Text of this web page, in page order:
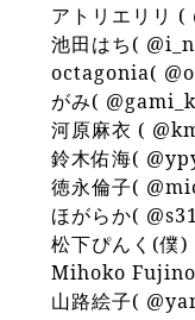
アトリエリリ
池田はち(
octagonia(
がみ(
河原麻衣 (
鈴木佑海(
徳永倫子(
ほがらか(
松下ぴんく(
Mihoko
山路絵子(